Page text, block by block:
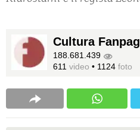
Cultura
188.681.439
611 video • 1124 foto